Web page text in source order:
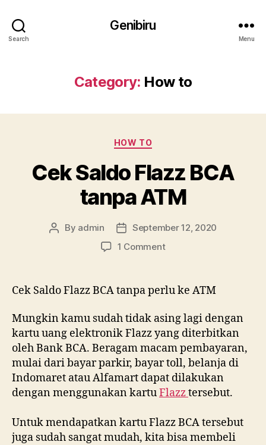
Search
Genibiru
Menu
Category: How to
Categories
HOW TO
Cek Saldo Flazz BCA
tanpa ATM
Post
By admin
Post
date
September 12, 2020
1 Commenton
Flazz
tanpa
ATM
Cek Saldo Flazz BCA tanpa perlu ke ATM
Mungkin kamu sudah tidak asing lagi dengan
kartu uang elektronik Flazz yang diterbitkan
oleh Bank BCA. Beragam macam pembayaran,
mulai dari bayar parkir, bayar toll, belanja di
Indomaret atau Alfamart dapat dilakukan
dengan menggunakan kartuFlazztersebut.
Untuk mendapatkan kartu Flazz BCA tersebut
juga sudah sangat mudah, kita bisa membeli